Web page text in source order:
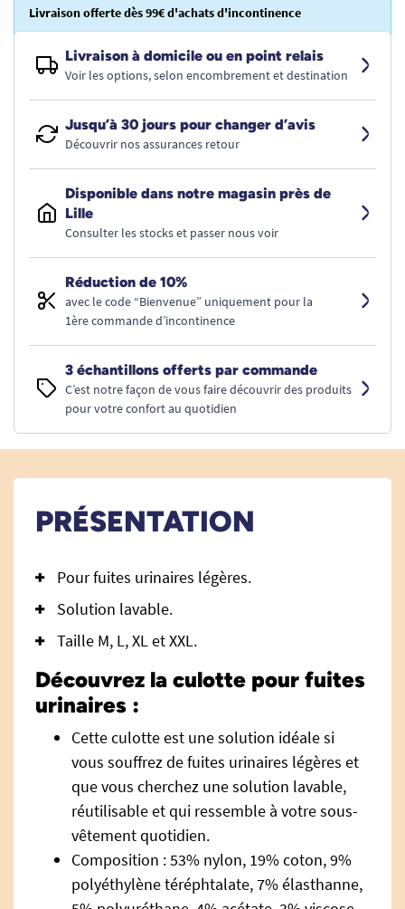
Livraison offerte dès 99€ d'achats d'incontinence
Livraison à domicile ou en point relais
Voir les options, selon encombrement et destination
Jusqu’à 30 jours pour changer d’avis
Découvrir nos assurances retour
Disponible dans notre magasin près de
Lille
Consulter les stocks et passer nous voir
Réduction de 10%
avec le code “Bienvenue” uniquement pour la
1ère commande d’incontinence
3 échantillons offerts par commande
C’est notre façon de vous faire découvrir des produits
pour votre confort au quotidien
PRÉSENTATION
Pour fuites urinaires légères.
Solution lavable.
Taille M, L, XL et XXL.
Découvrez la culotte pour fuites
urinaires :
Cette culotte est une solution idéale si
vous souffrez de fuites urinaires légères et
que vous cherchez une solution lavable,
réutilisable et qui ressemble à votre sous-
vêtement quotidien.
Composition : 53% nylon, 19% coton, 9%
polyéthylène téréphtalate, 7% élasthanne,